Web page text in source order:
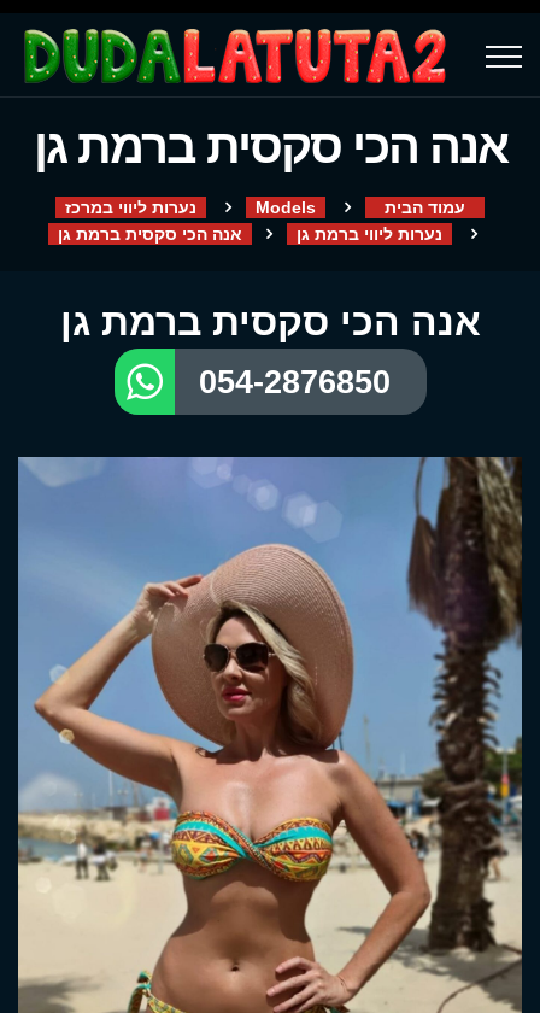
אנה הכי סקסית ברמת גן
עמוד הבית Models
נערות ליווי במרכז
נערות ליווי ברמת גן
אנה הכי סקסית ברמת גן
אנה הכי סקסית ברמת גן
054-2876850